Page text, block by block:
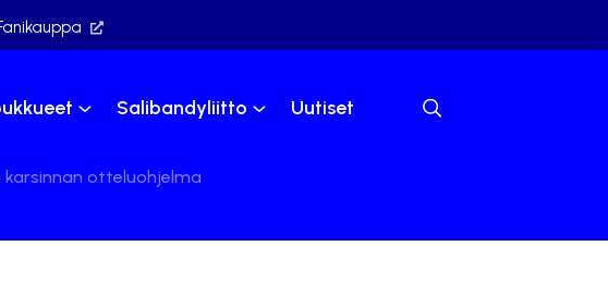
Salibandyliitto Uutiset
karsinnan otteluohjelma